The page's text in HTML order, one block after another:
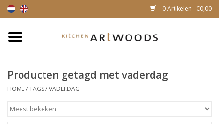
0 Artikelen - €0,00
Snijplanken
Producten getagd met vaderdag
HOME/TAGS/VADERDAG